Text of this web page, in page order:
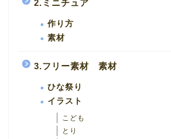
2.ミニチュア
作り方
素材
3.フリー素材 素材
ひな祭り
イラスト
こども
とり